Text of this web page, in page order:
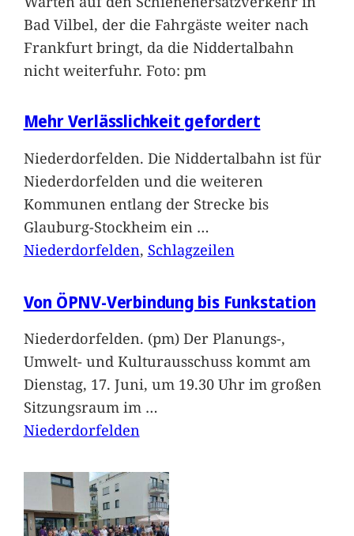
Bad Vilbel, der die Fahrgäste weiter nach
Frankfurt bringt, da die Niddertalbahn
nicht weiterfuhr. Foto: pm
Mehr Verlässlichkeit gefordert
Niederdorfelden. Die Niddertalbahn ist für
Niederdorfelden und die weiteren
Kommunen entlang der Strecke bis
Glauburg-Stockheim ein …
Niederdorfelden, Schlagzeilen
Von ÖPNV-Verbindung bis Funkstation
Niederdorfelden. (pm) Der Planungs-,
Umwelt- und Kulturausschuss kommt am
Dienstag, 17. Juni, um 19.30 Uhr im großen
Sitzungsraum im …
Niederdorfelden